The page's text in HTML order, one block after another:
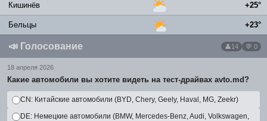
Кишинёв +25°
Бельцы +23°
📣 Голосование 14 💬 0
18 апреля 2026
Какие автомобили вы хотите видеть на тест-драйвах avto.md?
CN: Китайские автомобили (BYD, Chery, Geely, Haval, MG, Zeekr)
DE: Немецкие автомобили (BMW, Mercedes-Benz, Audi, Volkswagen,